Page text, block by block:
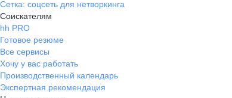
Сетка: соцсеть для нетворкинга
Соискателям
hh PRO
Готовое резюме
Все сервисы
Хочу у вас работать
Производственный календарь
Экспертная рекомендация